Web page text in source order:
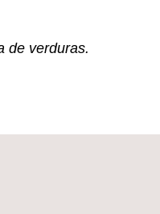
de verduras.